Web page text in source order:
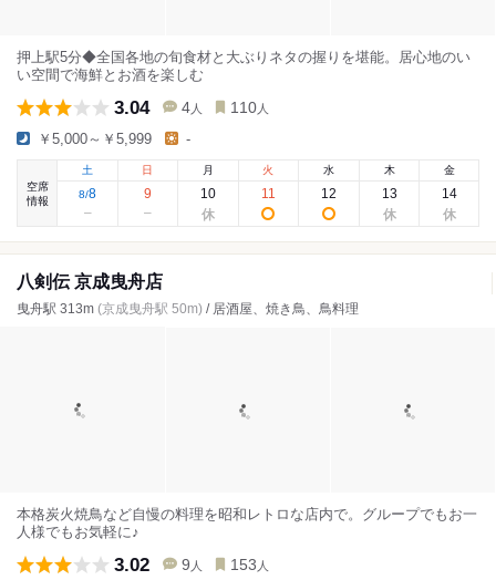
押上駅5分◆全国各地の旬食材と大ぶりネタの握りを堪能。居心地のい
い空間で海鮮とお酒を楽しむ
3.04 4 人 110 人
￥5,000～￥5,999 -
空席
情報
土
8/8
日
9
月
10
火
11
水
12
木
13
金
14
八剣伝 京成曳舟店
曳舟駅 313m (京成曳舟駅 50m) / 居酒屋、焼き鳥、鳥料理
本格炭火焼鳥など自慢の料理を昭和レトロな店内で。グループでもお一
人様でもお気軽に♪
3.02 9 人 153 人